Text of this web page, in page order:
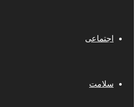
اجتماعی
سلامت